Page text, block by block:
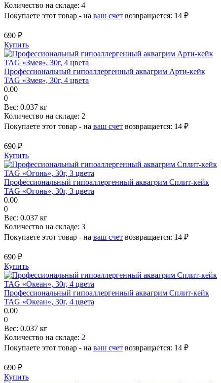
Количество на складе: 4
Покупаете этот товар - на ваш счет возвращается: 14 ₽
690 ₽
Купить
Профессиональный гипоаллергенный аквагрим Арти-кейк
TAG «Змея», 30г, 4 цвета
0.00
0
Вес: 0.037 кг
Количество на складе: 2
Покупаете этот товар - на ваш счет возвращается: 14 ₽
690 ₽
Купить
Профессиональный гипоаллергенный аквагрим Сплит-кейк
TAG «Огонь», 30г, 3 цвета
0.00
0
Вес: 0.037 кг
Количество на складе: 3
Покупаете этот товар - на ваш счет возвращается: 14 ₽
690 ₽
Купить
Профессиональный гипоаллергенный аквагрим Сплит-кейк
TAG «Океан», 30г, 4 цвета
0.00
0
Вес: 0.037 кг
Количество на складе: 2
Покупаете этот товар - на ваш счет возвращается: 14 ₽
690 ₽
Купить